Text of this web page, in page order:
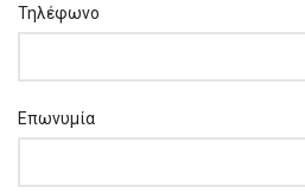
Τηλέφωνο
Επωνυμία